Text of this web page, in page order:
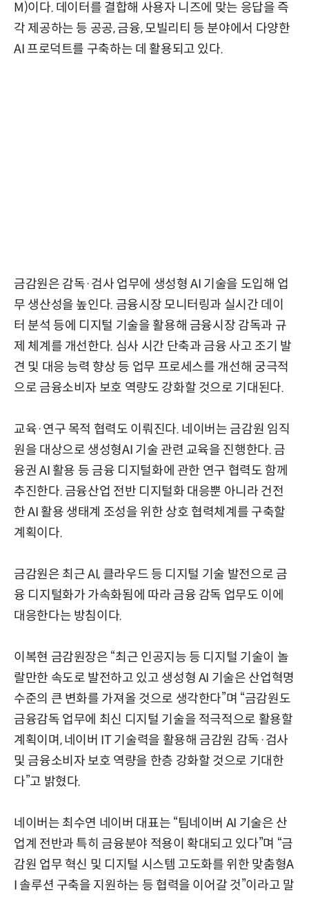
M)이다. 데이터를 결합해 사용자 니즈에 맞는 응답을 즉
각 제공하는 등 공공, 금융, 모빌리티 등 분야에서 다양한
AI 프로덕트를 구축하는 데 활용되고 있다.
금감원은 감독·검사 업무에 생성형 AI 기술을 도입해 업
무 생산성을 높인다. 금융시장 모니터링과 실시간 데이
터 분석 등에 디지털 기술을 활용해 금융시장 감독과 규
제 체계를 개선한다. 심사 시간 단축과 금융 사고 조기 발
견 및 대응 능력 향상 등 업무 프로세스를 개선해 궁극적
으로 금융소비자 보호 역량도 강화할 것으로 기대된다.
교육·연구 목적 협력도 이뤄진다. 네이버는 금감원 임직
원을 대상으로 생성형AI 기술 관련 교육을 진행한다. 금
융권 AI 활용 등 금융 디지털화에 관한 연구 협력도 함께
추진한다. 금융산업 전반 디지털화 대응뿐 아니라 건전
한 AI 활용 생태계 조성을 위한 상호 협력체계를 구축할
계획이다.
금감원은 최근 AI, 클라우드 등 디지털 기술 발전으로 금
융 디지털화가 가속화됨에 따라 금융 감독 업무도 이에
대응한다는 방침이다.
이복현 금감원장은 “최근 인공지능 등 디지털 기술이 놀
랄만한 속도로 발전하고 있고 생성형 AI 기술은 산업혁명
수준의 큰 변화를 가져올 것으로 생각한다”며 “금감원도
금융감독 업무에 최신 디지털 기술을 적극적으로 활용할
계획이며, 네이버 IT 기술력을 활용해 금감원 감독·검사
및 금융소비자 보호 역량을 한층 강화할 것으로 기대한
다”고 밝혔다.
네이버는 최수연 네이버 대표는 “팀네이버 AI 기술은 산
업계 전반과 특히 금융분야 적용이 확대되고 있다”며 “금
감원 업무 혁신 및 디지털 시스템 고도화를 위한 맞춤형A
I 솔루션 구축을 지원하는 등 협력을 이어갈 것”이라고 말